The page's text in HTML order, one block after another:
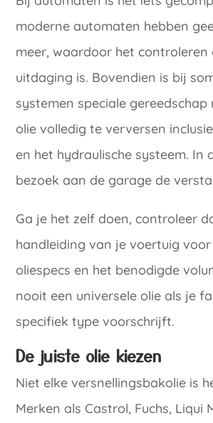
moderne automaten hebben
meer, waardoor het controleren
uitdaging is. Bovendien is bij
systemen speciale gereedschap
olie volledig te verversen
en het hydraulische systeem. In
bezoek aan de garage de
Ga je het zelf doen, controleer
handleiding van je voertuig
oliespecs en het benodigde
nooit een universele olie als je
specifiek type voorschrijft.
De juiste olie kiezen
Niet elke versnellingsbakolie is
Merken als Castrol, Fuchs, Liqui